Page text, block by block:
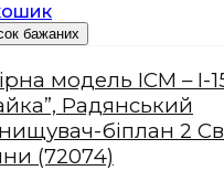
бажаних
модель ICM – I-
Радянський
біплан 2
(72074)